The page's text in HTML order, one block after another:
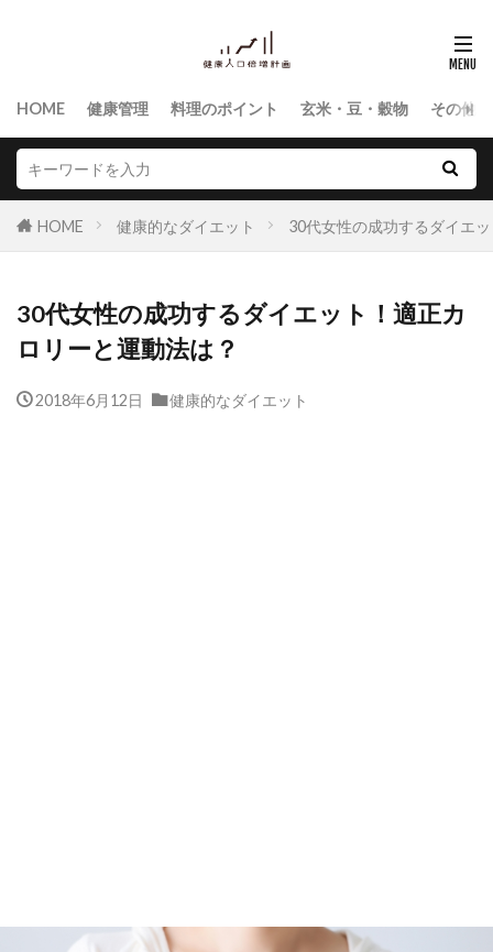
HOME 健康管理 料理のポイント 玄米・豆・穀物 その他
HOME 健康的なダイエット 30代女性の成功するダイエ
30代女性の成功するダイエット！適正カ
ロリーと運動法は？
2018年6月12日 健康的なダイエット